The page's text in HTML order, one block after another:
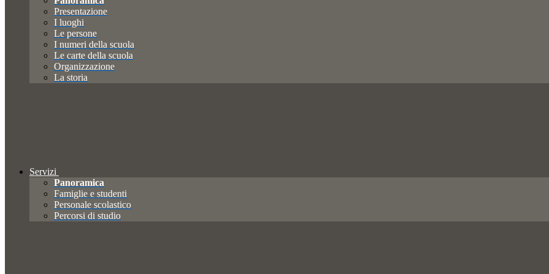
Presentazione
I luoghi
Le persone
I numeri della scuola
Le carte della scuola
Organizzazione
La storia
Servizi
Panoramica
Famiglie e studenti
Personale scolastico
Percorsi di studio